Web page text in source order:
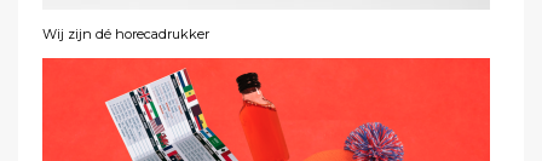
Wij zijn dé horecadrukker